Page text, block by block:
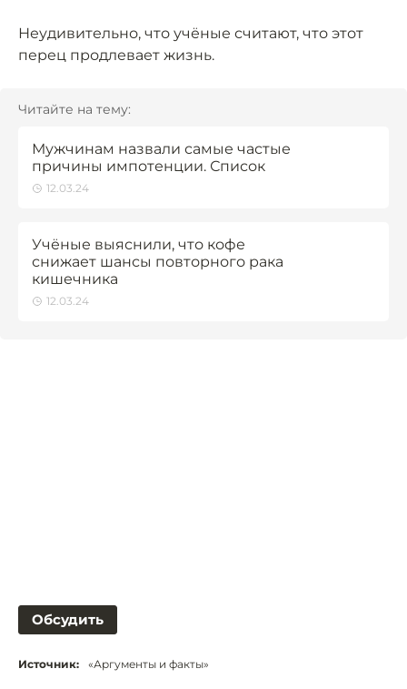
Неудивительно, что учёные считают, что этот
перец продлевает жизнь.
Читайте на тему:
Мужчинам назвали самые частые
причины импотенции. Список
12.03.24
Учёные выяснили, что кофе
снижает шансы повторного рака
кишечника
12.03.24
Обсудить
Источник: «Аргументы и факты»